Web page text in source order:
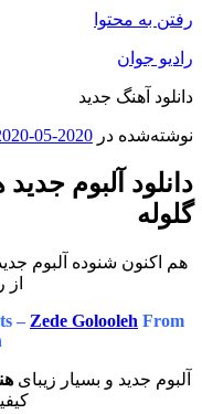
رفتن به محتوا
رادیو جوان
دانلود آهنگ جدید
نوشته‌شده در 2020-05-01
05-01
دانلود آلبوم
گلوله
هم اکنون شنوده آلبوم
– Zede Golooleh From
آلبوم جدید و بسیار زیبای